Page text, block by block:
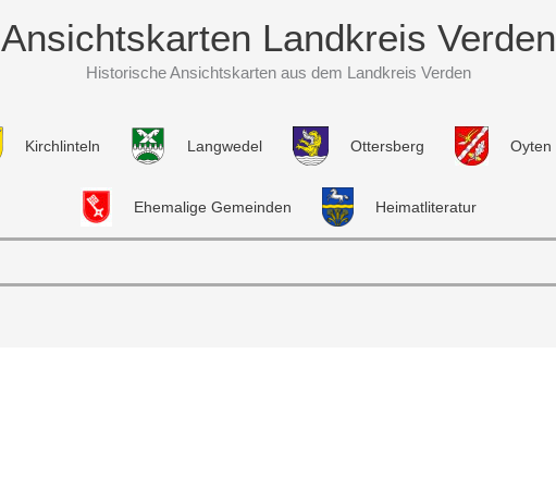
Ansichtskarten Landkreis Verden
Historische Ansichtskarten aus dem Landkreis Verden
Kirchlinteln Langwedel Ottersberg Oyten
Ehemalige Gemeinden Heimatliteratur